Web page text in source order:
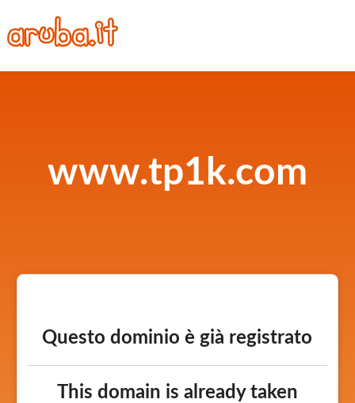
www.tp1k.com
Questo dominio è già registrato
This domain is already taken